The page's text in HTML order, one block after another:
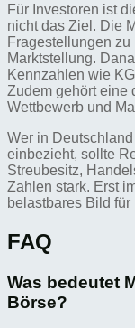
Für Investoren ist
nicht das Ziel. Die
Fragestellungen
Marktstellung.
Kennzahlen wie
Zudem gehört eine
Wettbewerb und
Wer in
einbezieht, sollte
Streubesitz,
Zahlen stark. Erst
belastbares Bild
FAQ
Was bedeutet
Börse?